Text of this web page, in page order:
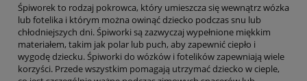
Śpiworek to rodzaj pokrowca, który umieszcza się wewnątrz wózka
lub fotelika i którym można owinąć dziecko podczas snu lub
chłodniejszych dni. Śpiworki są zazwyczaj wypełnione miękkim
materiałem, takim jak polar lub puch, aby zapewnić ciepło i
wygodę dziecku. Śpiworki do wózków i fotelików zapewniają wiele
korzyści. Przede wszystkim pomagają utrzymać dziecko w cieple,